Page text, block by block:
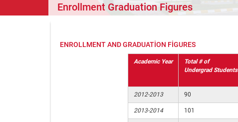
Enrollment Graduation Figures
ENROLLMENT AND GRADUATION FIGURES
Academic Year
Total # of
Undergrad Students
2012-2013 90
2013-2014 101